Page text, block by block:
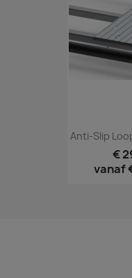
Anti-Slip
€
vanaf